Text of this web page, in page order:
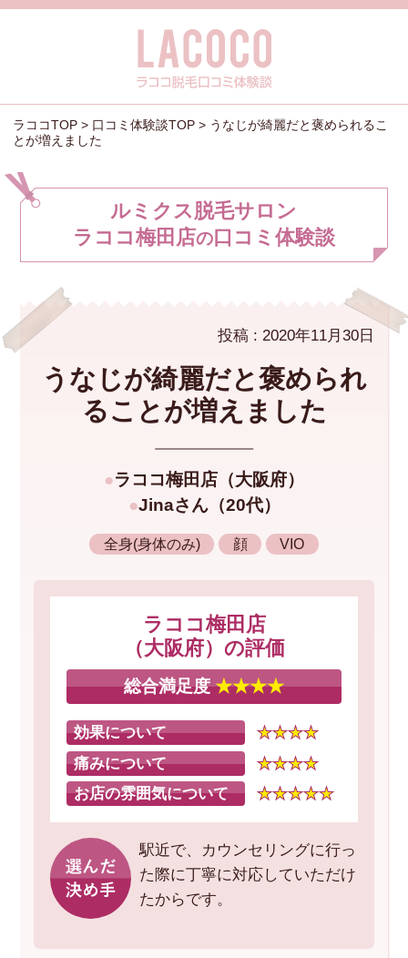
ラココTOP > 口コミ体験談TOP > うなじが綺麗だと褒められるこ
とが増えました
ルミクス脱毛サロン
ラココ梅田店の口コミ体験談
投稿 : 2020年11月30日
うなじが綺麗だと褒められ
ることが増えました
ラココ梅田店 （大阪府）
Jinaさん
20代
全身(身体のみ) 顔 VIO
ラココ梅田店
（大阪府） の評価
総合満足度★★★★
効果について
★★★★
痛みについて
★★★★
お店の雰囲気について
★★★★★
駅近で、カウンセリングに行っ
た際に丁寧に対応していただけ
たからです。